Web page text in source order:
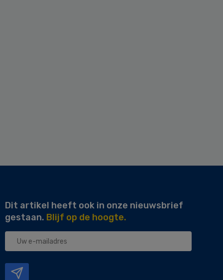
Dit artikel heeft ook in onze nieuwsbrief
gestaan. Blijf op de hoogte.
Uw